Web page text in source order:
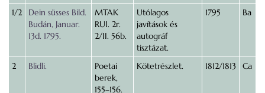
1/2
Dein süsses Bild.
Budán, Januar.
13d. 1795.
MTAK
RUI. 2r.
2/II. 56b.
Utólagos
javítások és
autográf
tisztázat.
1795 Ba
2 Blidli.
Poetai
berek,
155–156.
Kötetrészlet. 1812/1813 Ca